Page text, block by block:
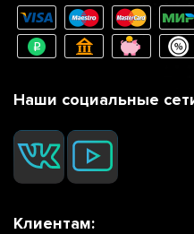
Наши социальные
Клиентам: